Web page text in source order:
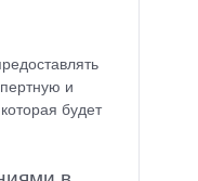
и
будет